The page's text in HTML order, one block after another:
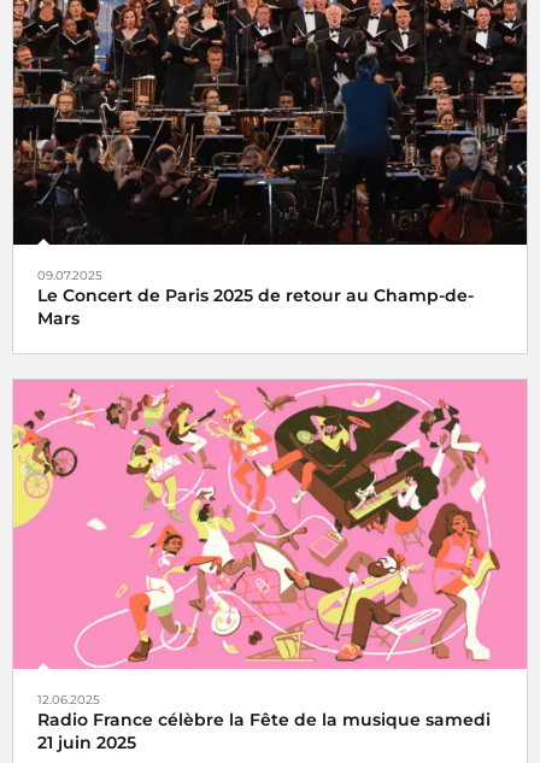
l'Hyper Weekend Festival vous donne rendez-vous à la
Maison de la Radio et de la Musique les 23, 24 et 25 janvier
2026
09.07.2025
Le Concert de Paris 2025 de retour au Champ-de-
Mars
Le Concert de Paris du 14 juillet revient au pied de la Tour
Eiffel toujours en direct sur France Inter, France 2 et dans
le monde entier
12.06.2025
Radio France célèbre la Fête de la musique samedi
21 juin 2025